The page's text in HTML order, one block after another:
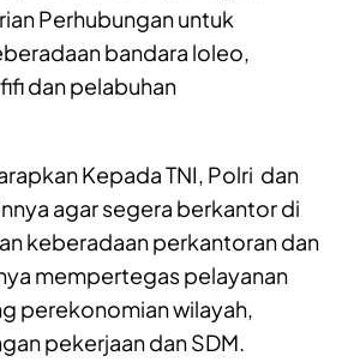
Perhubungan untuk
bandara loleo,
dan pelabuhan
Kepada TNI, Polri dan
agar segera berkantor di
keberadaan perkantoran dan
mempertegas pelayanan
perekonomian wilayah,
pekerjaan dan SDM.